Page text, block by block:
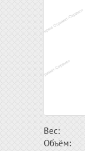
Вес:
Объём: